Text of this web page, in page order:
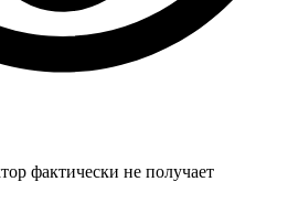
фактически не получает